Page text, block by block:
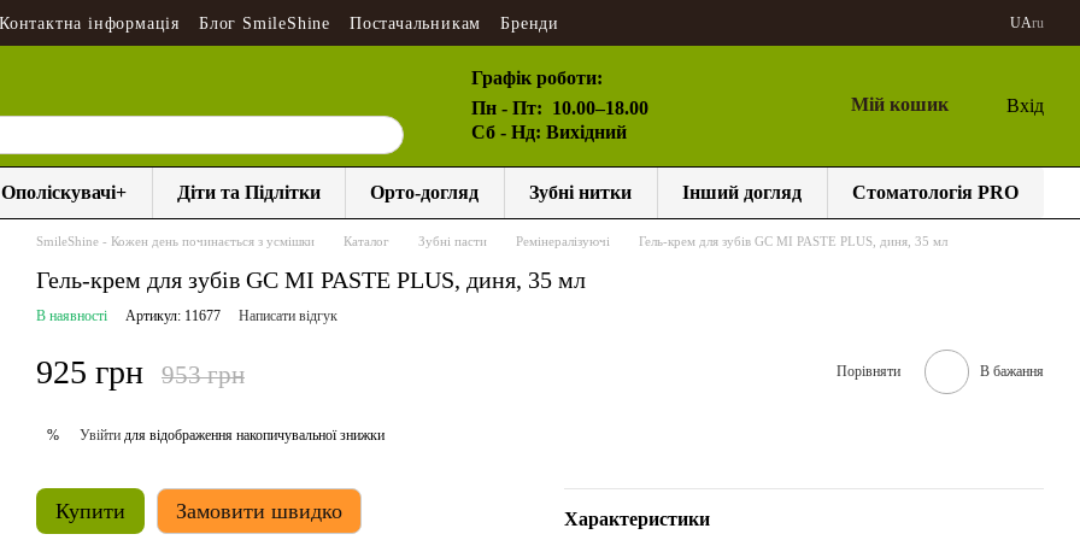
Контактна інформація Блог SmileShine Постачальникам Бренди UAru
Графік роботи:
Пн - Пт: 10.00–18.00
Сб - Нд: Вихідний
Мій кошик Вхід
Ополіскувачі+ Діти та Підлітки Орто-догляд Зубні нитки Інший догляд Стоматологія PRO
SmileShine - Кожен день починається з усмішки Каталог Зубні пасти Ремінералізуючі Гель-крем для зубів GC MI PASTE PLUS, диня, 35 мл
Гель-крем для зубів GC MI PASTE PLUS, диня, 35 мл
В наявності Артикул: 11677 Написати відгук
925 грн 953 грн Порівняти В бажання
% Увійти для відображення накопичувальної знижки
Купити Замовити швидко Характеристики